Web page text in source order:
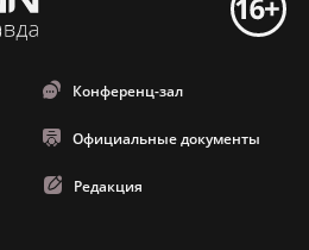
Конференц-зал
Официальные документы
Редакция